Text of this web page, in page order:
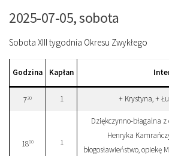
2025-07-05, sobota
Sobota XIII tygodnia Okresu Zwykłego
Godzina Kapłan
730 1 + Krystyna, +
1800 1
Dziękczynno-błagalna
Henryka
błogosławieństwo, opiekę